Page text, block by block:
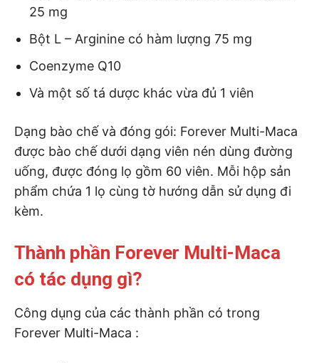
25 mg
Bột L – Arginine có hàm lượng 75 mg
Coenzyme Q10
Và một số tá dược khác vừa đủ 1 viên
Dạng bào chế và đóng gói: Forever Multi-Maca
được bào chế dưới dạng viên nén dùng đường
uống, được đóng lọ gồm 60 viên. Mỗi hộp sản
phẩm chứa 1 lọ cùng tờ hướng dẫn sử dụng đi
kèm.
Thành phần Forever Multi-Maca
có tác dụng gì?
Công dụng của các thành phần có trong
Forever Multi-Maca :